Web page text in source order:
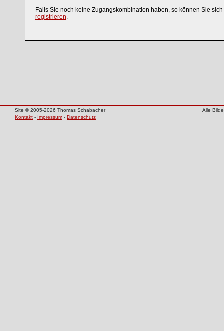
Falls Sie noch keine Zugangskombination haben, so können Sie sich
registrieren.
Site © 2005-2026 Thomas Schabacher
Alle
Kontakt - Impressum - Datenschutz